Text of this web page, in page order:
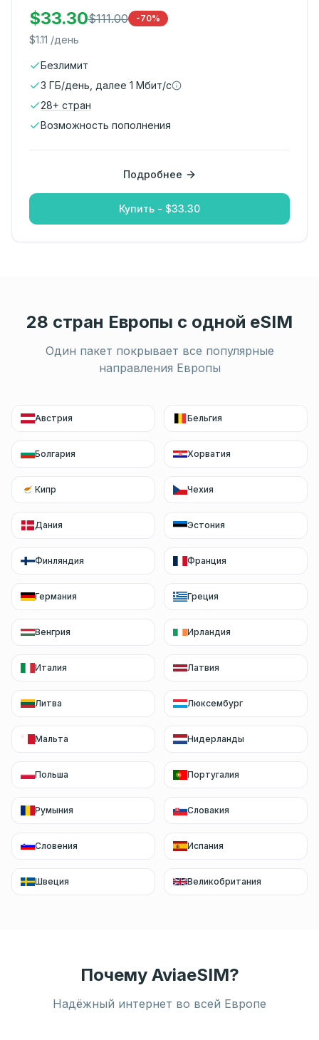
$33.30$111.00 -70%
$1.11 /день
Безлимит
3 ГБ/день, далее 1 Мбит/с
28+ стран
Возможность пополнения
Подробнее
Купить - $33.30
28 стран Европы с одной eSIM
Один пакет покрывает все популярные
направления Европы
Австрия Бельгия
Болгария Хорватия
Кипр Чехия
Дания Эстония
Финляндия Франция
Германия Греция
Венгрия Ирландия
Италия Латвия
Литва Люксембург
Мальта Нидерланды
Польша Португалия
Румыния Словакия
Словения Испания
Швеция Великобритания
Почему AviaeSIM?
Надёжный интернет во всей Европе